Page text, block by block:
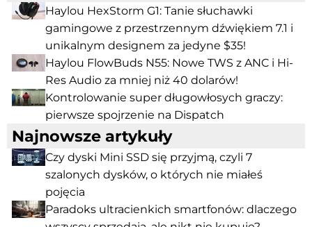
Haylou HexStorm G1: Tanie słuchawki
gamingowe z przestrzennym dźwiękiem 7.1 i
unikalnym designem za jedyne $35!
Haylou FlowBuds N55: Nowe TWS z ANC i Hi-
Res Audio za mniej niż 40 dolarów!
Kontrolowanie super długowłosych graczy:
pierwsze spojrzenie na Dispatch
Najnowsze artykuły
Czy dyski Mini SSD się przyjmą, czyli 7
szalonych dysków, o których nie miałeś
pojęcia
Paradoks ultracienkich smartfonów: dlaczego